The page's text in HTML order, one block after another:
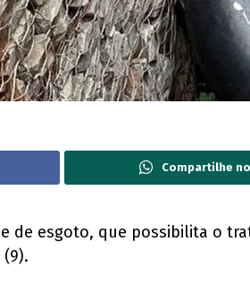
Compartilhe
de esgoto, que possibilita o